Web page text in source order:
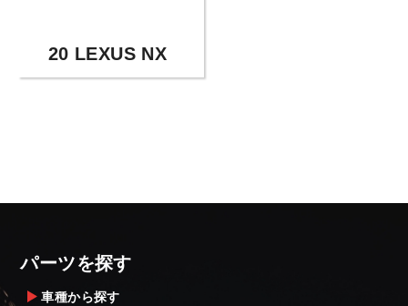
20 LEXUS NX
パーツを探す
車種から探す